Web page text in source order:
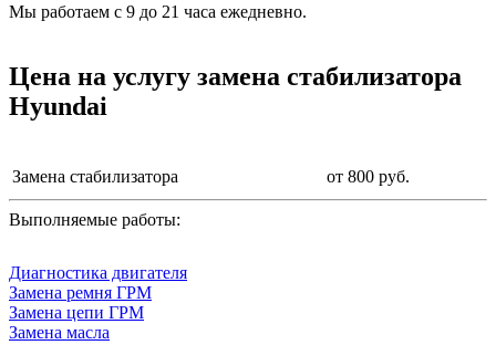
Мы работаем с 9 до 21 часа ежедневно.
Цена на услугу замена стабилизатора
Hyundai
Замена стабилизатора от 800 руб.
Выполняемые работы:
Диагностика двигателя
Замена ремня ГРМ
Замена цепи ГРМ
Замена масла